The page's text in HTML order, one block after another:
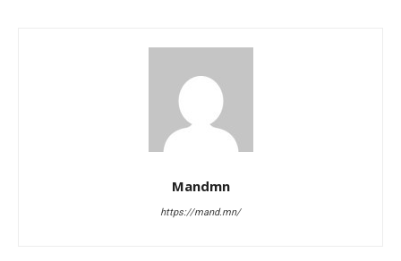
Mandmn
https://mand.mn/